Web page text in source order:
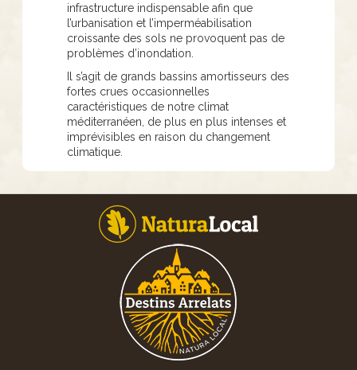
infrastructure indispensable afin que
l’urbanisation et l’imperméabilisation
croissante des sols ne provoquent pas de
problèmes d’inondation.
Il s’agit de grands bassins amortisseurs des
fortes crues occasionnelles
caractéristiques de notre climat
méditerranéen, de plus en plus intenses et
imprévisibles en raison du changement
climatique.